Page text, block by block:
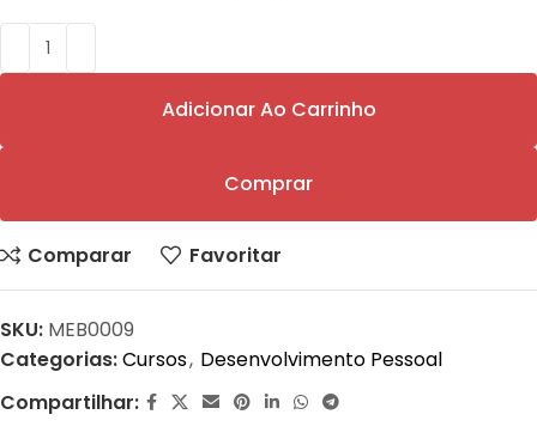
Adicionar Ao Carrinho
Comprar
Comparar Favoritar
SKU: MEB0009
Categorias:Cursos, Desenvolvimento Pessoal
Compartilhar: